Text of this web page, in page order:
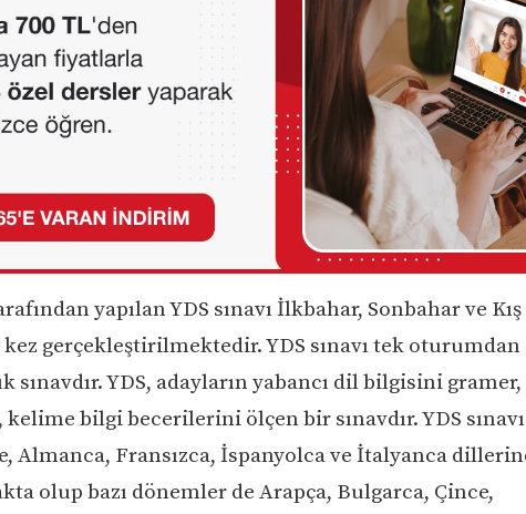
yapılan YDS sınavı İlkbahar, Sonbahar ve
kez gerçekleştirilmektedir. YDS sınavı tek oturumdan
sınavdır. YDS, adayların yabancı dil bilgisini
kelime bilgi becerilerini ölçen bir sınavdır. YDS
Almanca, Fransızca, İspanyolca ve İtalyanca
olup bazı dönemler de Arapça, Bulgarca, Çince,